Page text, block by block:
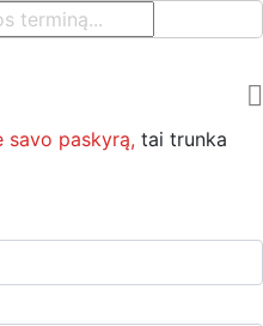
savo paskyrą, tai trunka